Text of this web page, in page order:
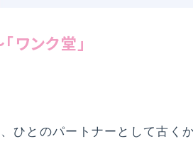
ワンク堂」
ひとのパートナーとして古く